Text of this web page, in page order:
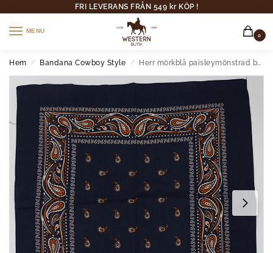
FRI LEVERANS FRÅN 549 kr KÖP !
MENU
0
Hem / Bandana Cowboy Style / Herr mörkblå paisleymönstrad bomullscowboybandana